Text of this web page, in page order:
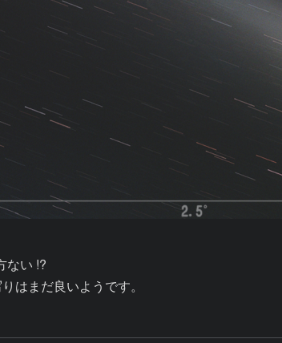
ない !?
はまだ良いようです。